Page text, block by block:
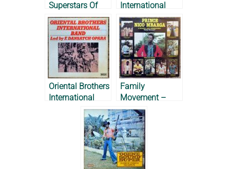
Superstars Of
Africa – 1976
International
Band (led by F.
Dansatch Opara)
– 1977
Oriental Brothers
International
Band – 1977
Family
Movement –
Prince Nico
Mbarga, 1978